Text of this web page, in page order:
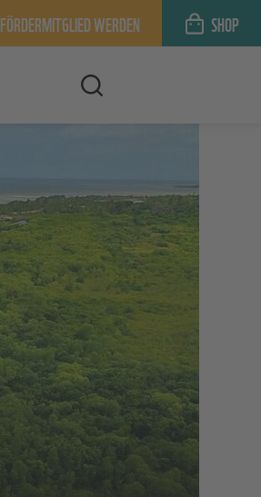
FÖRDERMITGLIED WERDEN SHOP